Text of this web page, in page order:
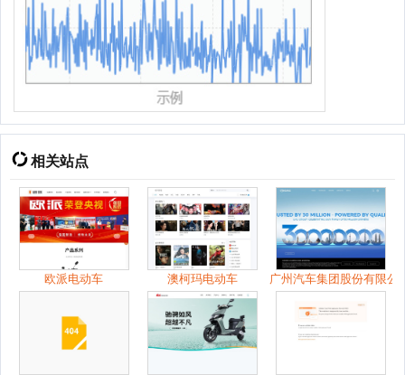
相关站点
欧派电动车 澳柯玛电动车 广州汽车集团股份有限公